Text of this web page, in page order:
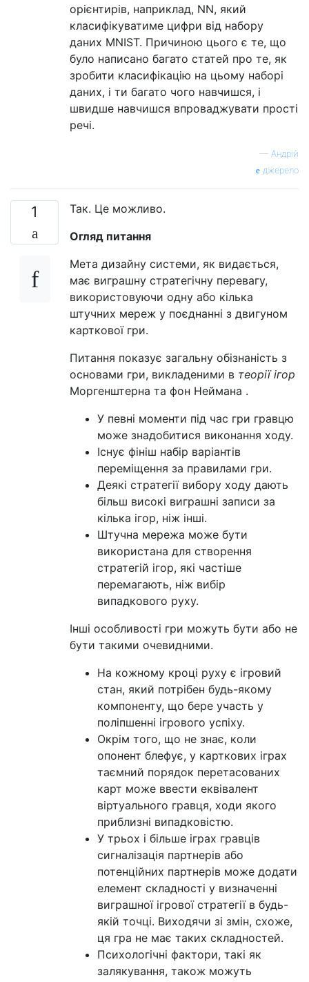
орієнтирів, наприклад, NN, який
класифікуватиме цифри від набору
даних MNIST. Причиною цього є те, що
було написано багато статей про те, як
зробити класифікацію на цьому наборі
даних, і ти багато чого навчишся, і
швидше навчишся впроваджувати прості
речі.
— Андрій
джерело
1
Так. Це можливо.
Огляд питання
Мета дизайну системи, як видається,
має виграшну стратегічну перевагу,
використовуючи одну або кілька
штучних мереж у поєднанні з двигуном
карткової гри.
Питання показує загальну обізнаність з
основами гри, викладеними в теорії ігор
Моргенштерна та фон Неймана .
У певні моменти під час гри гравцю
може знадобитися виконання ходу.
Існує фініш набір варіантів
переміщення за правилами гри.
Деякі стратегії вибору ходу дають
більш високі виграшні записи за
кілька ігор, ніж інші.
Штучна мережа може бути
використана для створення
стратегій ігор, які частіше
перемагають, ніж вибір
випадкового руху.
Інші особливості гри можуть бути або не
бути такими очевидними.
На кожному кроці руху є ігровий
стан, який потрібен будь-якому
компоненту, що бере участь у
поліпшенні ігрового успіху.
Окрім того, що не знає, коли
опонент блефує, у карткових іграх
таємний порядок перетасованих
карт може ввести еквівалент
віртуального гравця, ходи якого
приблизні випадковістю.
У трьох і більше іграх гравців
сигналізація партнерів або
потенційних партнерів може додати
елемент складності у визначенні
виграшної ігрової стратегії в будь-
якій точці. Виходячи зі змін, схоже,
ця гра не має таких складностей.
Психологічні фактори, такі як
залякування, також можуть